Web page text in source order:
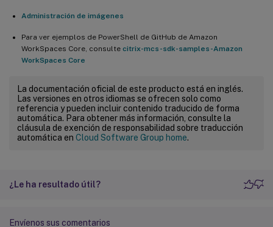
Administración de imágenes
Para ver ejemplos de PowerShell de GitHub de Amazon
WorkSpaces Core, consulte citrix-mcs-sdk-samples-Amazon
WorkSpaces Core
La documentación oficial de este producto está en inglés.
Las versiones en otros idiomas se ofrecen solo como
referencia y pueden incluir contenido traducido de forma
automática. Para obtener más información, consulte la
cláusula de exención de responsabilidad sobre traducción
automática en Cloud Software Group home.
¿Le ha resultado útil?
Envíenos sus comentarios